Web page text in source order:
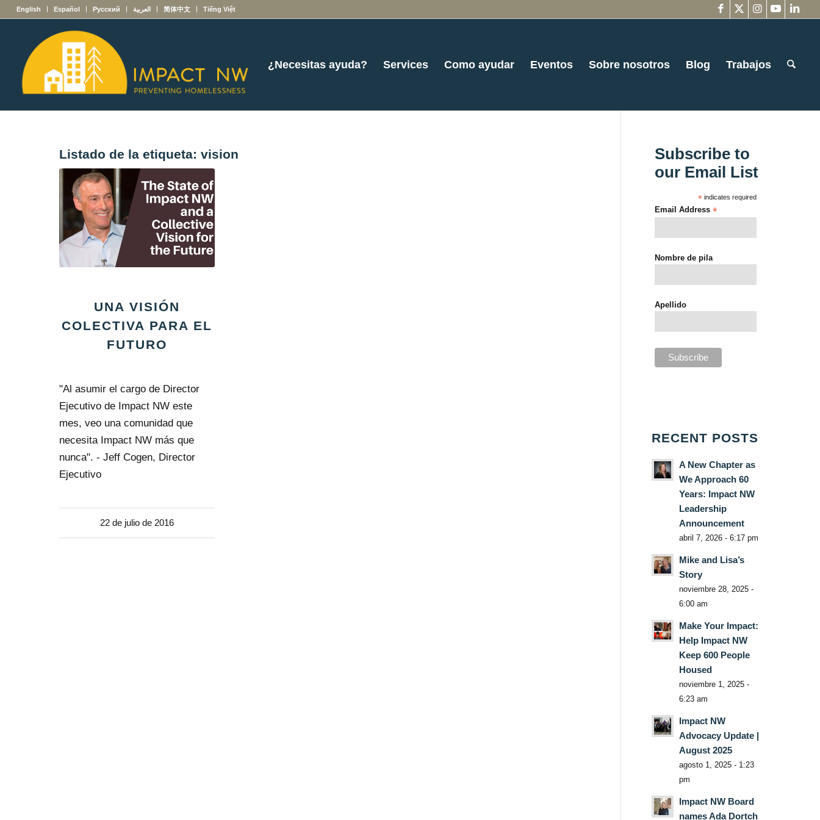
English Español Русский العربية 简体中文 Tiếng Việt
¿Necesitas ayuda? Services Como ayudar Eventos Sobre nosotros Blog Trabajos
Listado de la etiqueta:vision
UNA VISIÓN
COLECTIVA PARA EL
FUTURO
"Al asumir el cargo de Director
Ejecutivo de Impact NW este
mes, veo una comunidad que
necesita Impact NW más que
nunca". - Jeff Cogen, Director
Ejecutivo
22 de julio de 2016
Subscribe to
our Email List
* indicates required
Email Address*
Nombre de pila
Apellido
RECENT POSTS
A New Chapter as
We Approach 60
Years: Impact NW
Leadership
Announcement
abril 7, 2026 - 6:17 pm
Mike and Lisa’s
Story
noviembre 28, 2025 -
6:00 am
Make Your Impact:
Help Impact NW
Keep 600 People
Housed
noviembre 1, 2025 -
6:23 am
Impact NW
Advocacy Update |
August 2025
agosto 1, 2025 - 1:23
pm
Impact NW Board
names Ada Dortch